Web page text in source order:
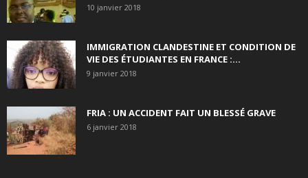
10 janvier 2018
IMMIGRATION CLANDESTINE ET CONDITION DE
VIE DES ÉTUDIANTES EN FRANCE :...
9 janvier 2018
FRIA : UN ACCIDENT FAIT UN BLESSÉ GRAVE
6 janvier 2018